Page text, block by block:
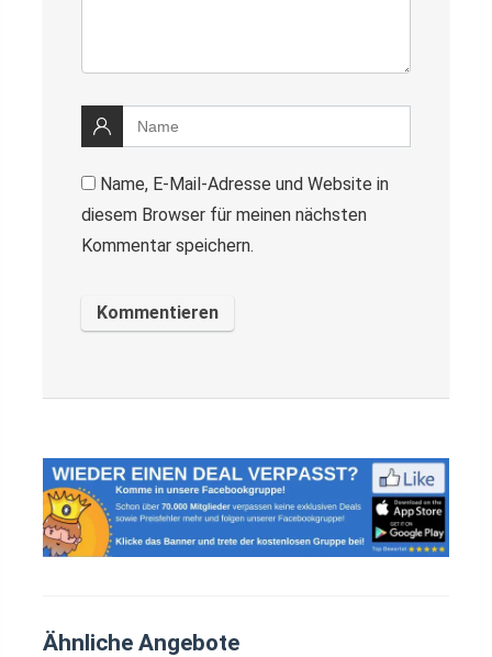
Name, E-Mail-Adresse und Website in
diesem Browser für meinen nächsten
Kommentar speichern.
Ähnliche Angebote